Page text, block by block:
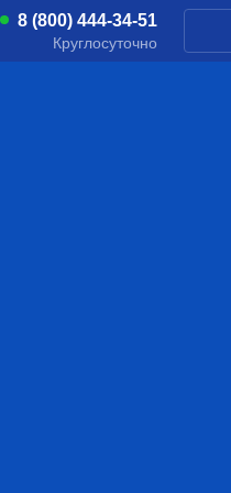
8 (800) 444-34-51
Круглосуточно